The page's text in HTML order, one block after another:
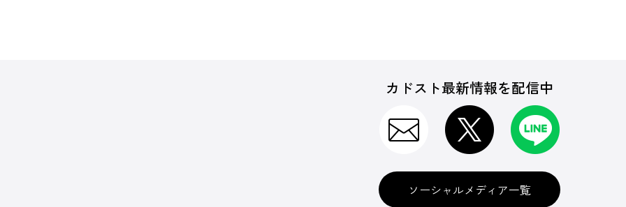
カドスト最新情報を配信中
ソーシャルメディア一覧